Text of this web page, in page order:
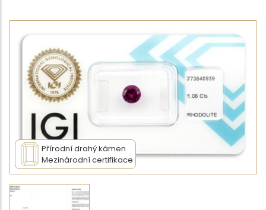
Přírodní drahý kámen
Mezinárodní certifikace